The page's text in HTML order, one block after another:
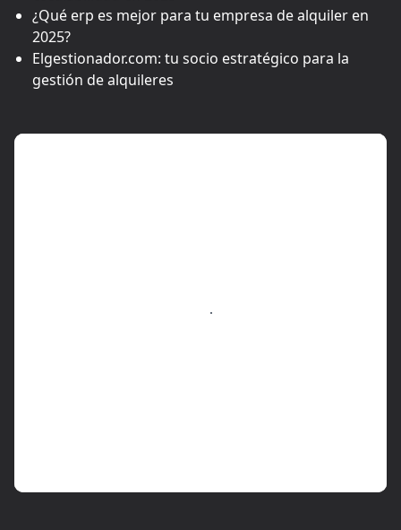
¿Qué erp es mejor para tu empresa de alquiler en
2025?
Elgestionador.com: tu socio estratégico para la
gestión de alquileres